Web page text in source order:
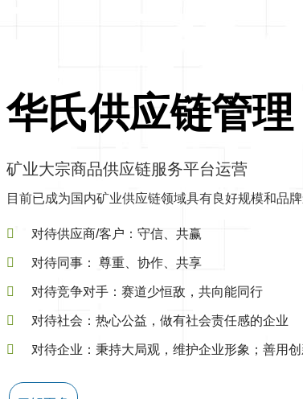
华氏供应链管理
矿业大宗商品供应链服务平台运营
目前已成为国内矿业供应链领域具有良好规模和品
对待供应商/客户：守信、共赢
对待同事： 尊重、协作、共享
对待竞争对手：赛道少恒敌，共向能同行
对待社会：热心公益，做有社会责任感的企业
对待企业：秉持大局观，维护企业形象；善用